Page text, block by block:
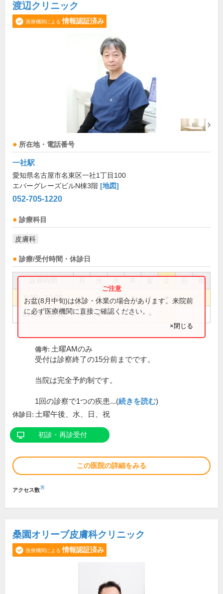
渡辺クリニック
医療機関による 情報認証済み
所在地・電話番号
一社駅
愛知県名古屋市名東区一社1丁目100
エバーグレーズビルN棟3階 [地図]
052-705-1220
診療科目
皮膚科
診療/受付時間・休診日
祝
9:30～13:00 ● ● ● ●
15:30～18:30 ● ● ●
お盆(8月中旬)は休診・休業の場合があります。来院前
に必ず医療機関に直接ご確認ください。
×閉じる
備考: 土曜AMのみ
受付は診察終了の15分前までです。
当院は完全予約制です。
1回の診察で1つの疾患...(続きを読む)
休診日: 土曜午後、水、日、祝
初診・再診受付
この医院の詳細をみる
アクセス数※
桑園オリーブ皮膚科クリニック
医療機関による 情報認証済み